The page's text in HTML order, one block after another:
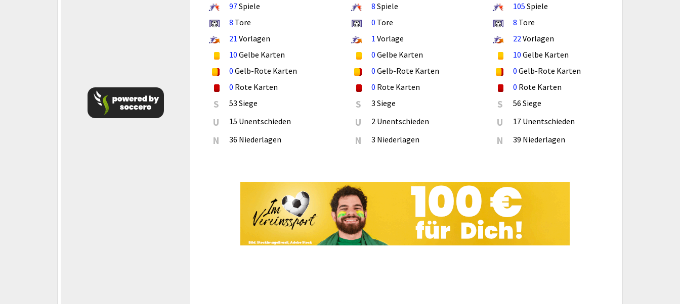
97Spiele
8 Tore
21 Vorlagen
10 Gelbe Karten
0 Gelb-Rote Karten
0 Rote Karten
S 53 Siege
U 15 Unentschieden
N 36 Niederlagen
8 Spiele
0 Tore
1 Vorlage
0 Gelbe Karten
0 Gelb-Rote Karten
0 Rote Karten
S 3 Siege
U 2 Unentschieden
N 3 Niederlagen
105 Spiele
8 Tore
22Vorlagen
10 Gelbe Karten
0 Gelb-Rote Karten
0 Rote Karten
S 56 Siege
U 17 Unentschieden
N 39 Niederlagen